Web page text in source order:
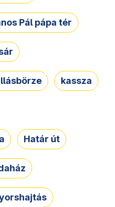
Pál pápa tér
kassza
Határ út